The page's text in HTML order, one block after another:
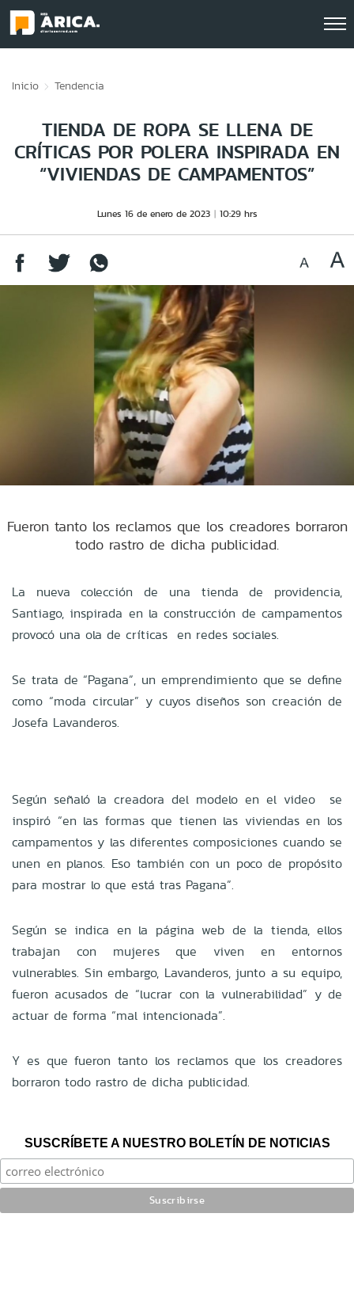
Inicio Tendencia
TIENDA DE ROPA SE LLENA DE
CRÍTICAS POR POLERA INSPIRADA EN
“VIVIENDAS DE CAMPAMENTOS”
Lunes 16 de enero de 2023 10:29 hrs
Fueron tanto los reclamos que los creadores borraron
todo rastro de dicha publicidad.
La nueva colección de una tienda de providencia,
Santiago, inspirada en la construcción de campamentos
provocó una ola de críticas en redes sociales.
Se trata de “Pagana”, un emprendimiento que se define
como “moda circular” y cuyos diseños son creación de
Josefa Lavanderos.
Según señaló la creadora del modelo en el video se
inspiró “en las formas que tienen las viviendas en los
campamentos y las diferentes composiciones cuando se
unen en planos. Eso también con un poco de propósito
para mostrar lo que está tras Pagana”.
Según se indica en la página web de la tienda, ellos
trabajan con mujeres que viven en entornos
vulnerables. Sin embargo, Lavanderos, junto a su equipo,
fueron acusados de “lucrar con la vulnerabilidad” y de
actuar de forma “mal intencionada”.
Y es que fueron tanto los reclamos que los creadores
borraron todo rastro de dicha publicidad.
SUSCRÍBETE A NUESTRO BOLETÍN DE NOTICIAS